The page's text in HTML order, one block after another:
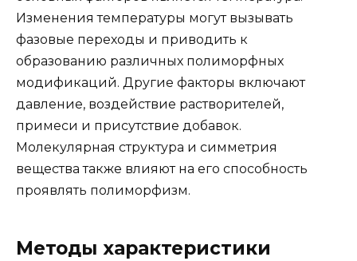
Изменения температуры могут вызывать
фазовые переходы и приводить к
образованию различных полиморфных
модификаций. Другие факторы включают
давление, воздействие растворителей,
примеси и присутствие добавок.
Молекулярная структура и симметрия
вещества также влияют на его способность
проявлять полиморфизм.
Методы характеристики